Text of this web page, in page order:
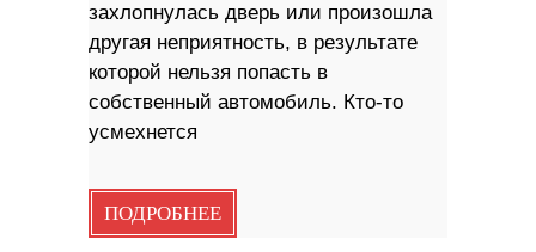
захлопнулась дверь или произошла
другая неприятность, в результате
которой нельзя попасть в
собственный автомобиль. Кто-то
усмехнется
ПОДРОБНЕЕ